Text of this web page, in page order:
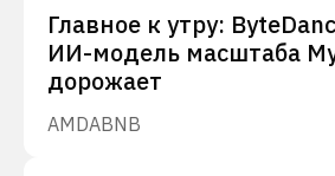
Главное к утру:
ИИ-модель масштаба
дорожает
AMDABNB